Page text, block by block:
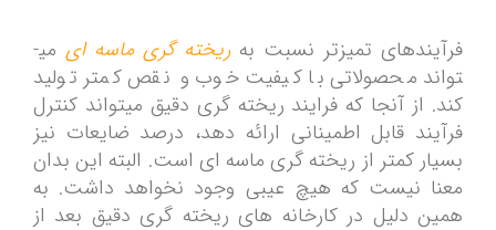
فرآیندهای تمیزتر نسبت به ریخته­ گری ماسه­ ایمی­
تواند محصولاتی با کیفیت خوب و نقص کمتر تولید
کند. از آنجا که فرایند ریخته­ گری دقیق می­تواند کنترل
فرآیند قابل اطمینانی ارائه دهد، درصد ضایعات نیز
بسیار کمتر از ریخته­ گری ماسه ای است. البته این بدان
معنا نیست که هیچ عیبی وجود نخواهد داشت. به
همین دلیل در کارخانه ­های ریخته ­گری دقیق بعد از